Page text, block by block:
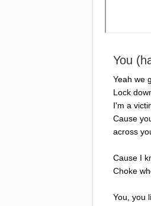
You (
Yeah we
Lock
I'm a
Cause
across
Cause I
Choke
You you